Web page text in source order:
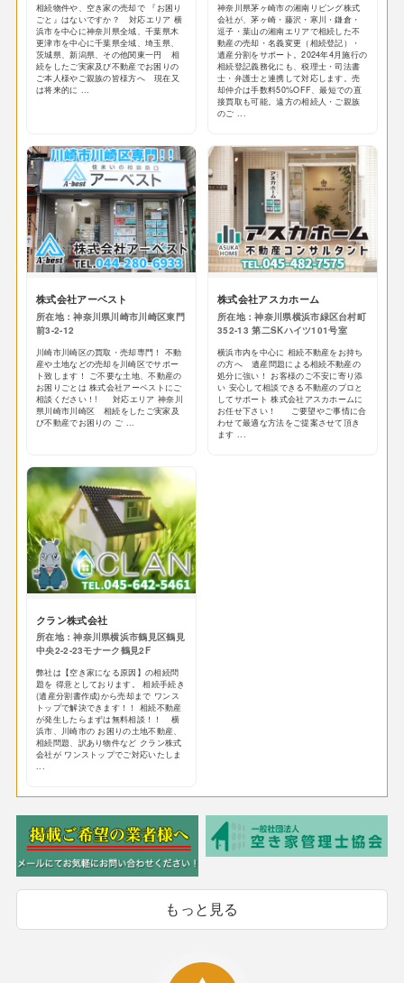
相続物件や、空き家の売却で 『お困り
ごと』はないですか？ 対応エリア 横
浜市を中心に神奈川県全域、千葉県木
更津市を中心に千葉県全域、埼玉県、
茨城県、新潟県、その他関東一円 相
続をしたご実家及び不動産でお困りの
ご本人様やご親族の皆様方へ 現在又
は将来的に ...
神奈川県茅ヶ崎市の湘南リビング株式
会社が、茅ヶ崎・藤沢・寒川・鎌倉・
逗子・葉山の湘南エリアで相続した不
動産の売却・名義変更（相続登記）・
遺産分割をサポート。2024年4月施行の
相続登記義務化にも、税理士・司法書
士・弁護士と連携して対応します。売
却仲介は手数料50%OFF、最短での直
接買取も可能。遠方の相続人・ご親族
のご ...
株式会社アーベスト
所在地：神奈川県川崎市川崎区東門
前3-2-12
川崎市川崎区の買取・売却専門！ 不動
産や土地などの売却を川崎区でサポー
ト致します！ ご不要な土地、不動産の
お困りごとは 株式会社アーベストにご
相談ください！! 対応エリア 神奈川
県川崎市川崎区 相続をしたご実家及
び不動産でお困りの ご ...
株式会社アスカホーム
所在地：神奈川県横浜市緑区台村町
352-13 第二SKハイツ101号室
横浜市内を中心に 相続不動産をお持ち
の方へ 遺産問題による相続不動産の
処分に強い！ お客様のご不安に寄り添
い 安心して相談できる不動産のプロと
してサポート 株式会社アスカホームに
お任せ下さい！ ご要望やご事情に合
わせて最適な方法をご提案させて頂き
ます ...
クラン株式会社
所在地：神奈川県横浜市鶴見区鶴見
中央2-2-23モナーク鶴見2F
弊社は【空き家になる原因】の相続問
題を 得意としております。 相続手続き
(遺産分割書作成)から売却まで ワンス
トップで解決できます！！ 相続不動産
が発生したらまずは無料相談！！ 横
浜市、川崎市の お困りの土地不動産、
相続問題、訳あり物件など クラン株式
会社が ワンストップでご対応いたしま
...
もっと見る